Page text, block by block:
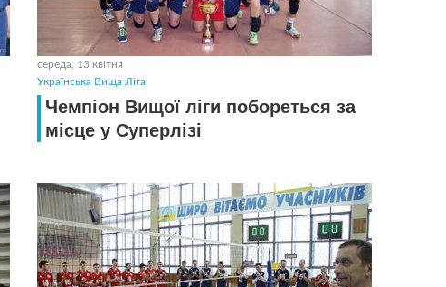
середа, 13 квітня
Українська Вища Ліга
Чемпіон Вищої лiги побореться за
місце у Суперлізі